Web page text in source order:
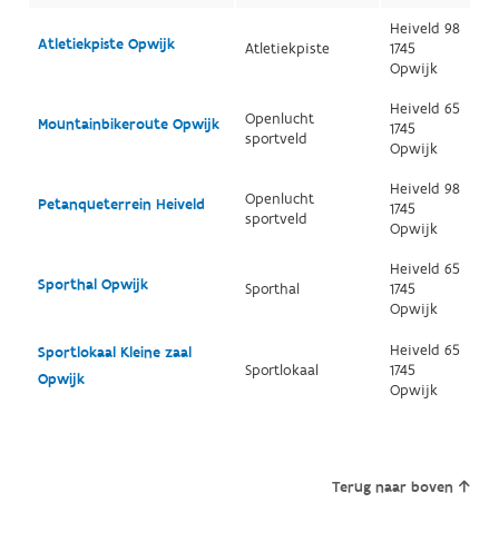
Atletiekpiste Opwijk Atletiekpiste
Heiveld 98
1745
Opwijk
Mountainbikeroute Opwijk
Openlucht
sportveld
Heiveld 65
1745
Opwijk
Petanqueterrein Heiveld
Openlucht
sportveld
Heiveld 98
1745
Opwijk
Sporthal Opwijk Sporthal
Heiveld 65
1745
Opwijk
Sportlokaal Kleine zaal
Opwijk
Sportlokaal
Heiveld 65
1745
Opwijk
Terug naar boven